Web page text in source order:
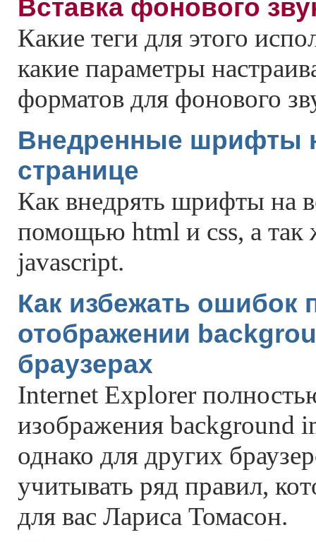
Вставка фонового
Какие теги для этого
какие параметры
форматов для фонового
Внедренные шрифты
странице
Как внедрять шрифты на
помощью html и css, а
javascript.
Как избежать ошибок
отображении
браузерах
Internet Explorer
изображения background
однако для других
учитывать ряд правил,
для вас Лариса Томасон.